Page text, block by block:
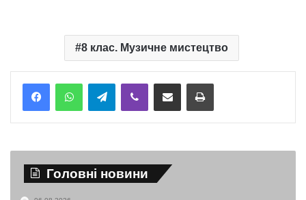
8 клас. Музичне мистецтво
TelegramViber Надіслати електронною поштоюНадрукувати
Головні новини